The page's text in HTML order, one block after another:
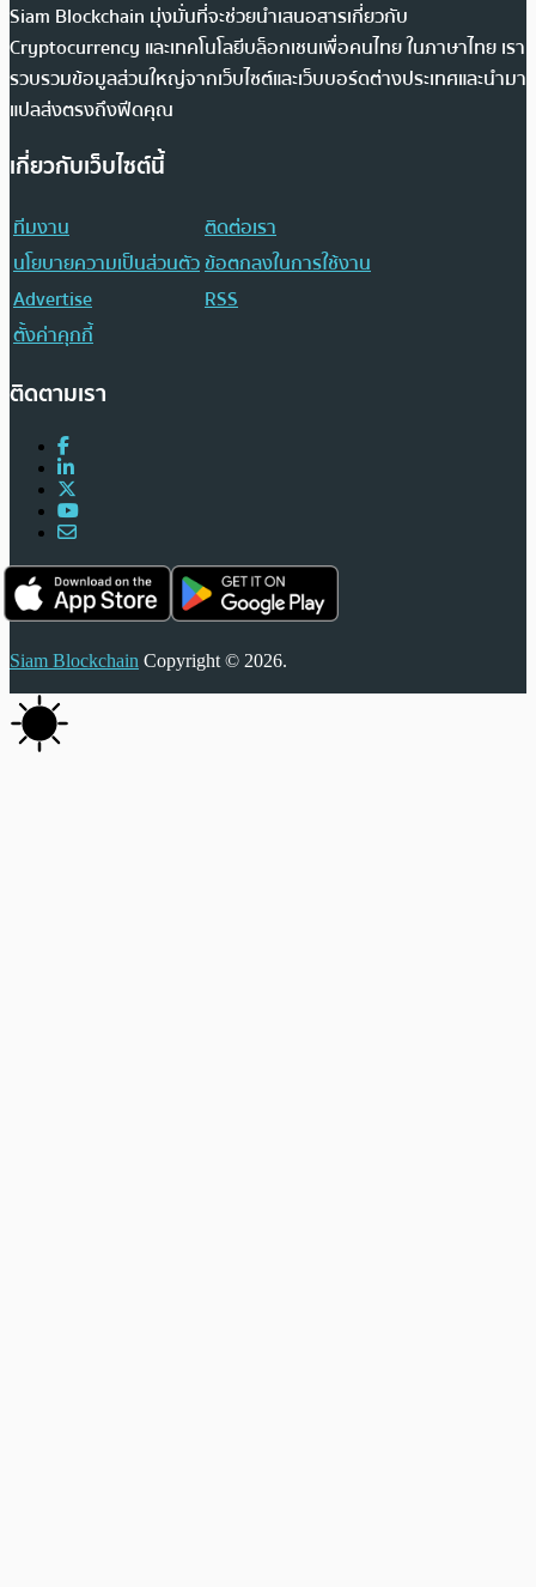
Siam Blockchain มุ่งมั่นที่จะช่วยนำเสนอสารเกี่ยวกับ
Cryptocurrency และเทคโนโลยีบล็อกเชนเพื่อคนไทย ในภาษาไทย เรา
รวบรวมข้อมูลส่วนใหญ่จากเว็บไซต์และเว็บบอร์ดต่างประเทศและนำมา
แปลส่งตรงถึงฟีดคุณ
เกี่ยวกับเว็บไซต์นี้
ทีมงาน
ติดต่อเรา
นโยบายความเป็นส่วนตัวข้อตกลงในการใช้งาน
Advertise
RSS
ตั้งค่าคุกกี้
ติดตามเรา
Siam Blockchain Copyright © 2026.